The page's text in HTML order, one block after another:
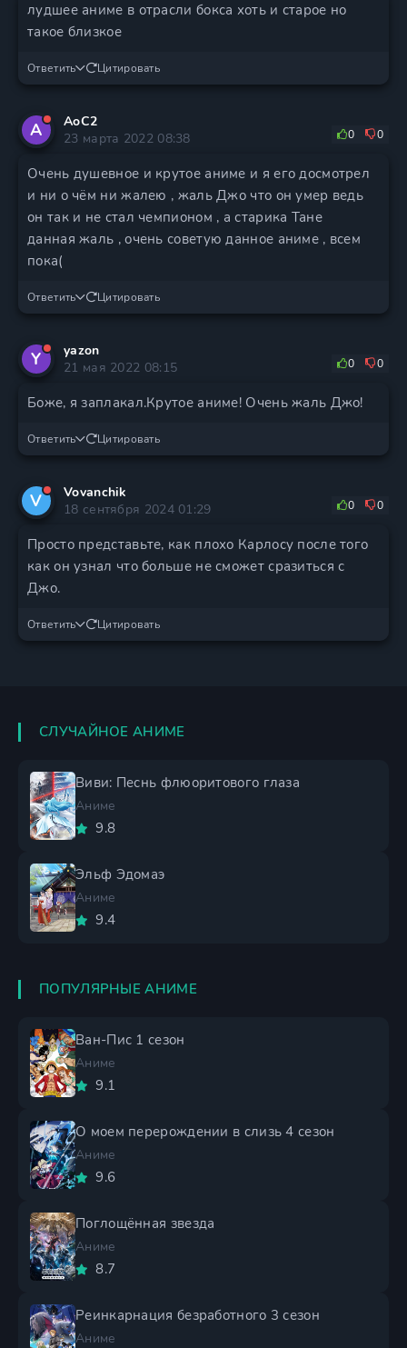
лудшее аниме в отрасли бокса хоть и старое но
такое близкое
Ответить Цитировать
A
AoC2
23 марта 2022 08:38
0 0
Очень душевное и крутое аниме и я его досмотрел
и ни о чём ни жалею , жаль Джо что он умер ведь
он так и не стал чемпионом , а старика Тане
данная жаль , очень советую данное аниме , всем
пока(
Ответить Цитировать
Y
yazon
21 мая 2022 08:15
0 0
Боже, я заплакал.Крутое аниме! Очень жаль Джо!
Ответить Цитировать
V
Vovanchik
18 сентября 2024 01:29
0 0
Просто представьте, как плохо Карлосу после того
как он узнал что больше не сможет сразиться с
Джо.
Ответить Цитировать
СЛУЧАЙНОЕ АНИМЕ
Виви: Песнь флюоритового глаза
Аниме
9.8
Эльф Эдомаэ
Аниме
9.4
ПОПУЛЯРНЫЕ АНИМЕ
Ван-Пис 1 сезон
Аниме
9.1
О моем перерождении в слизь 4 сезон
Аниме
9.6
Поглощённая звезда
Аниме
8.7
Реинкарнация безработного 3 сезон
Аниме